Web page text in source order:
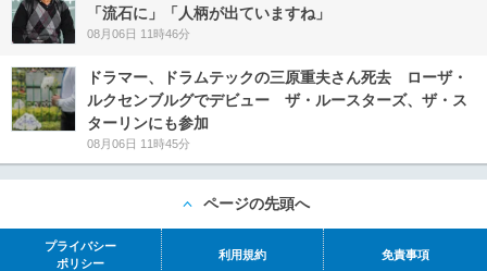
「流石に」「人柄が出ていますね」
08月06日 11時46分
ドラマー、ドラムテックの三原重夫さん死去 ローザ・
ルクセンブルグでデビュー ザ・ルースターズ、ザ・ス
ターリンにも参加
08月06日 11時45分
ページの先頭へ
プライバシー
ポリシー
利用規約 免責事項